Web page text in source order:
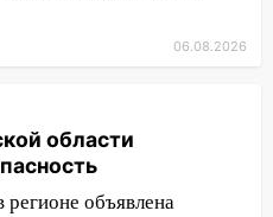
с чужими
накопил
06.08.2026
области
объявлена